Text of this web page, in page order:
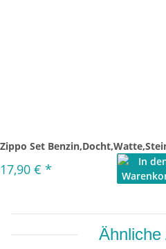
Zippo Set
17,90 € *
Ähnliche